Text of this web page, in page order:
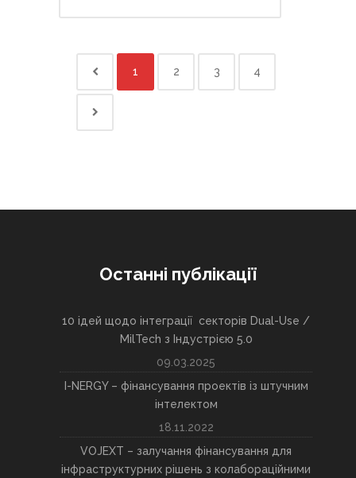
1 2 3 4
Останні публікації
10 ідей щодо інтеграції секторів Dual-Use /
MilTech з Індустрією 5.0
09.03.2025
I-NERGY – фінансування проектів із штучним
інтелектом
18.11.2022
VOJEXT – залучання фінансування для
інфраструктурних рішень з колабораційними